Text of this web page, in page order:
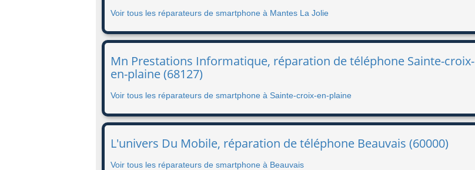
Voir tous les réparateurs de smartphone à Mantes La Jolie
Mn Prestations Informatique, réparation de téléphone Sainte-croix-
en-plaine (68127)
Voir tous les réparateurs de smartphone à Sainte-croix-en-plaine
L'univers Du Mobile, réparation de téléphone Beauvais (60000)
Voir tous les réparateurs de smartphone à Beauvais